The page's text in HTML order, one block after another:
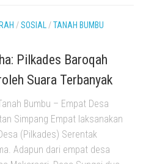
/SOSIAL /TANAH BUMBU
Pilkades Baroqah
Suara Terbanyak
Bumbu – Empat Desa
Simpang Empat laksanakan
(Pilkades) Serentak
Adapun dari empat desa